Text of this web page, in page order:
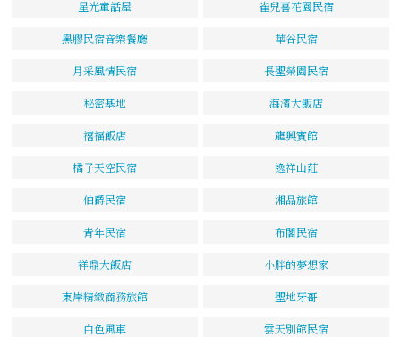
星光童話屋 雀兒喜花園民宿
黑膠民宿音樂餐廳 華谷民宿
月采風情民宿 長聖榮園民宿
秘密基地 海濱大飯店
禧福飯店 龍興賓館
橘子天空民宿 逸祥山莊
伯爵民宿 湘品旅館
青年民宿 布閣民宿
祥鼎大飯店 小胖的夢想家
東岸精緻商務旅館 聖地牙哥
白色風車 雲天別館民宿